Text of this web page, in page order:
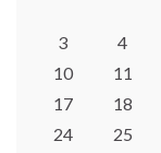
3
4
10
11
17
18
24
25